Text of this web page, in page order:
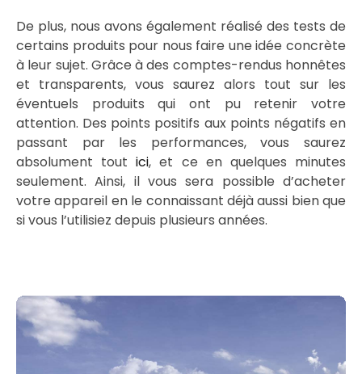
De plus, nous avons également réalisé des tests de
certains produits pour nous faire une idée concrète
à leur sujet. Grâce à des comptes-rendus honnêtes
et transparents, vous saurez alors tout sur les
éventuels produits qui ont pu retenir votre
attention. Des points positifs aux points négatifs en
passant par les performances, vous saurez
absolument toutici, et ce en quelques minutes
seulement. Ainsi, il vous sera possible d’acheter
votre appareil en le connaissant déjà aussi bien que
si vous l’utilisiez depuis plusieurs années.